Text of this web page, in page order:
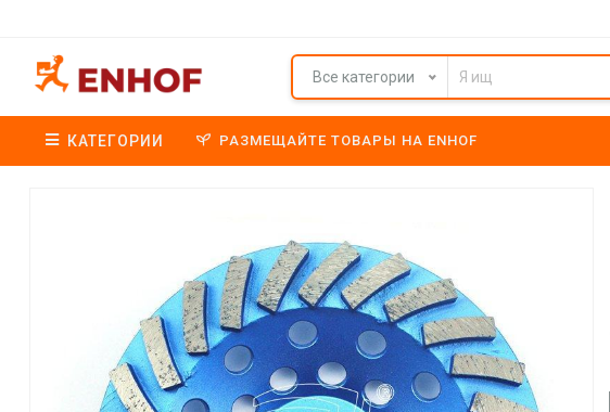
Все категории
КАТЕГОРИИ РАЗМЕЩАЙТЕ ТОВАРЫ НА ENHOF